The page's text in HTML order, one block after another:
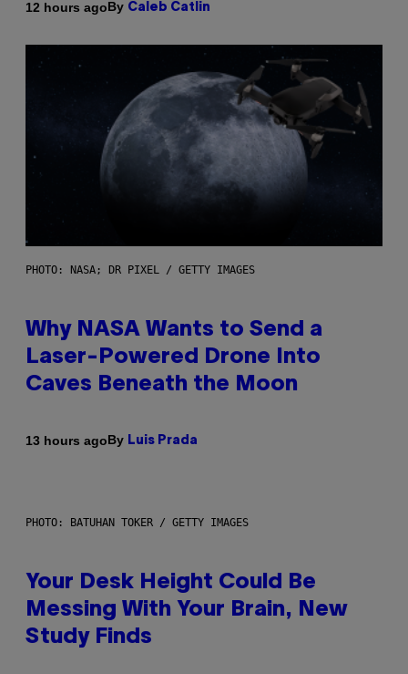
12 hours agoBy Caleb Catlin
PHOTO: NASA; DR PIXEL / GETTY IMAGES
Why NASA Wants to Send a
Laser-Powered Drone Into
Caves Beneath the Moon
13 hours agoBy Luis Prada
PHOTO: BATUHAN TOKER / GETTY IMAGES
Your Desk Height Could Be
Messing With Your Brain, New
Study Finds